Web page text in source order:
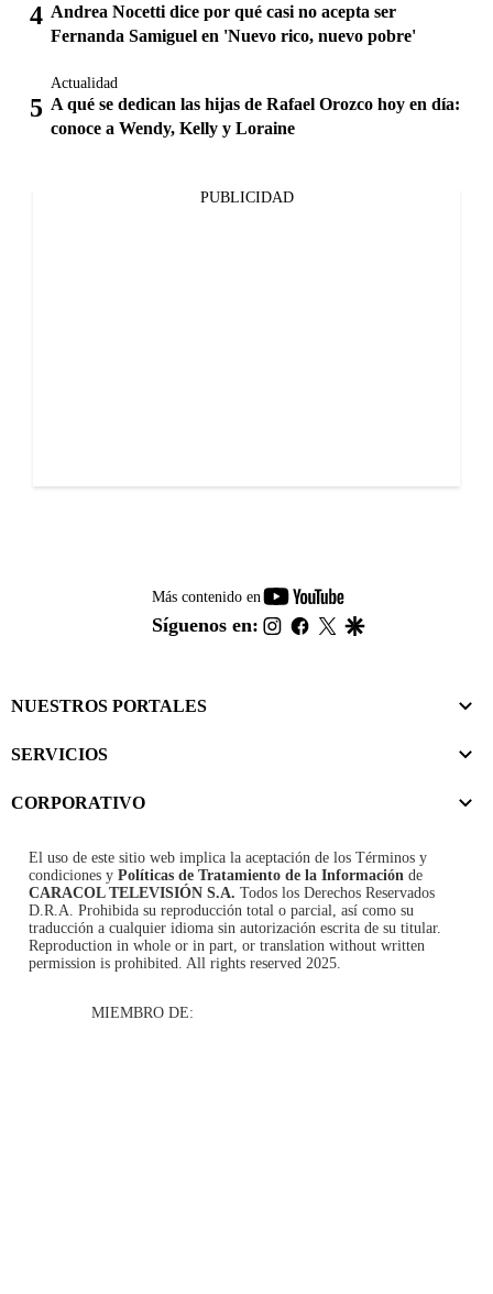
Andrea Nocetti dice por qué casi no acepta ser
Fernanda Samiguel en 'Nuevo rico, nuevo pobre'
Actualidad
A qué se dedican las hijas de Rafael Orozco hoy en día:
conoce a Wendy, Kelly y Loraine
PUBLICIDAD
Más contenido en
youtube-
footer
Síguenos en: instagram
facebook
twitter
NUESTROS PORTALES
SERVICIOS
CORPORATIVO
El uso de este sitio web implica la aceptación de los Términos y
condiciones y Políticas de Tratamiento de la Información de
CARACOL TELEVISIÓN S.A. Todos los Derechos Reservados
D.R.A. Prohibida su reproducción total o parcial, así como su
traducción a cualquier idioma sin autorización escrita de su titular.
Reproduction in whole or in part, or translation without written
permission is prohibited. All rights reserved 2025.
MIEMBRO DE: